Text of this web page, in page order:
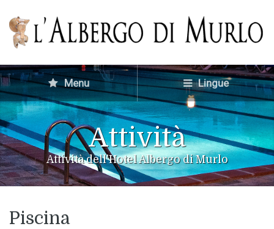
Menu Lingue
Attività
Attività dell'Hotel Albergo di Murlo
Piscina